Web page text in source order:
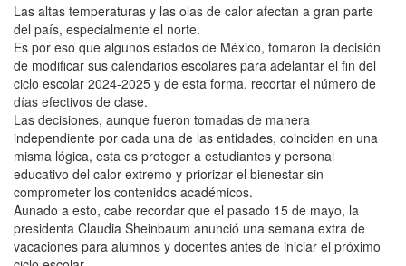
Las altas temperaturas y las olas de calor afectan a gran parte
del país, especialmente el norte.
Es por eso que algunos estados de México, tomaron la decisión
de modificar sus calendarios escolares para adelantar el fin del
ciclo escolar 2024-2025 y de esta forma, recortar el número de
días efectivos de clase.
Las decisiones, aunque fueron tomadas de manera
independiente por cada una de las entidades, coinciden en una
misma lógica, esta es proteger a estudiantes y personal
educativo del calor extremo y priorizar el bienestar sin
comprometer los contenidos académicos.
Aunado a esto, cabe recordar que el pasado 15 de mayo, la
presidenta Claudia Sheinbaum anunció una semana extra de
vacaciones para alumnos y docentes antes de iniciar el próximo